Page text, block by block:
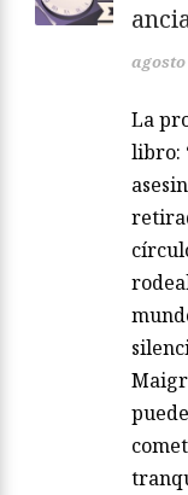
agosto
La
libro: